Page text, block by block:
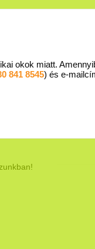
okok miatt.
841 8545) és e-